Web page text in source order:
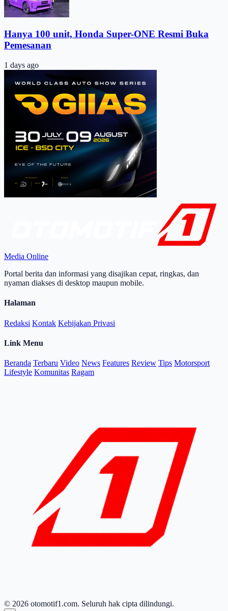
Hanya 100 unit, Honda Super-ONE Resmi Buka
Pemesanan
1 days ago
Media Online
Portal berita dan informasi yang disajikan cepat, ringkas, dan
nyaman diakses di desktop maupun mobile.
Halaman
Redaksi Kontak Kebijakan Privasi
Link Menu
Beranda Terbaru Video News Features Review Tips Motorsport
Lifestyle Komunitas Ragam
© 2026 otomotif1.com. Seluruh hak cipta dilindungi.